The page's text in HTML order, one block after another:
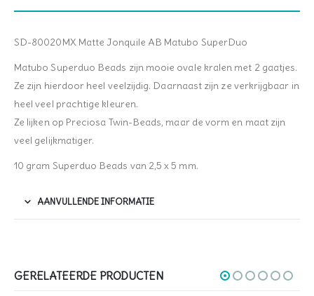
SD-80020MX Matte Jonquile AB Matubo SuperDuo
Matubo Superduo Beads zijn mooie ovale kralen met 2 gaatjes.
Ze zijn hierdoor heel veelzijdig. Daarnaast zijn ze verkrijgbaar in
heel veel prachtige kleuren.
Ze lijken op Preciosa Twin-Beads, maar de vorm en maat zijn
veel gelijkmatiger.
10 gram Superduo Beads van 2,5 x 5 mm.
AANVULLENDE INFORMATIE
GERELATEERDE PRODUCTEN